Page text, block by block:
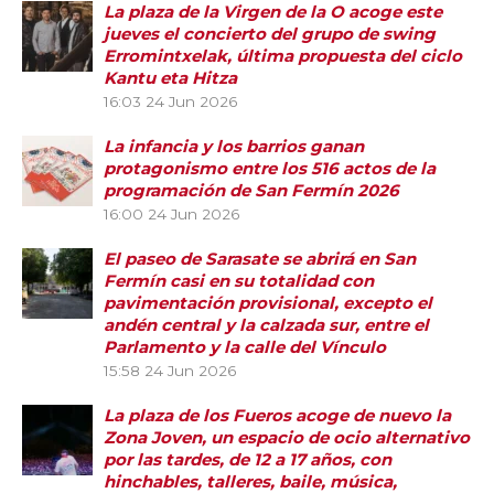
La plaza de la Virgen de la O acoge este
jueves el concierto del grupo de swing
Erromintxelak, última propuesta del ciclo
Kantu eta Hitza
16:03 24 Jun 2026
La infancia y los barrios ganan
protagonismo entre los 516 actos de la
programación de San Fermín 2026
16:00 24 Jun 2026
El paseo de Sarasate se abrirá en San
Fermín casi en su totalidad con
pavimentación provisional, excepto el
andén central y la calzada sur, entre el
Parlamento y la calle del Vínculo
15:58 24 Jun 2026
La plaza de los Fueros acoge de nuevo la
Zona Joven, un espacio de ocio alternativo
por las tardes, de 12 a 17 años, con
hinchables, talleres, baile, música,